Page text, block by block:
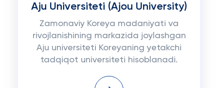
Aju Universiteti (Ajou University)
Zamonaviy Koreya madaniyati va
rivojlanishining markazida joylashgan
Aju universiteti Koreyaning yetakchi
tadqiqot universiteti hisoblanadi.